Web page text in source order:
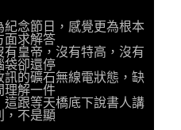
紀念節日，感覺更為根本
面求解答
皇帝，沒有特高，沒有
袋卻還停
的礦石無線電狀態，缺
理解一件
跟等天橋底下說書人講
，不是顯